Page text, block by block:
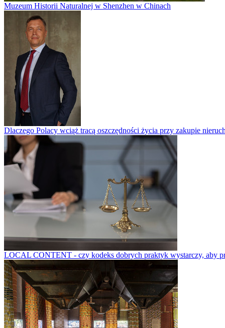
Muzeum Historii Naturalnej w Shenzhen w Chinach
Dlaczego Polacy wciąż tracą oszczędności życia przy zakupie
LOCAL CONTENT - czy kodeks dobrych praktyk wystarczy, aby